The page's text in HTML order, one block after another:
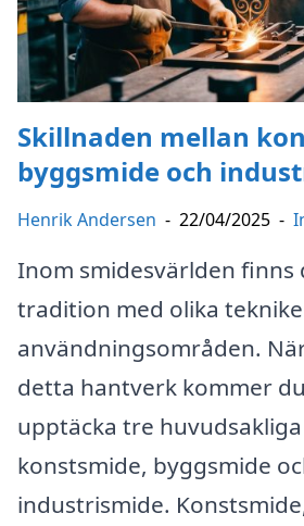
Skillnaden mellan
byggsmide och
Henrik Andersen - 22/04/2025 -
Inom smidesvärlden finns
tradition med olika
användningsområden.
detta hantverk kommer
upptäcka tre
konstsmide, byggsmide
industrismide.